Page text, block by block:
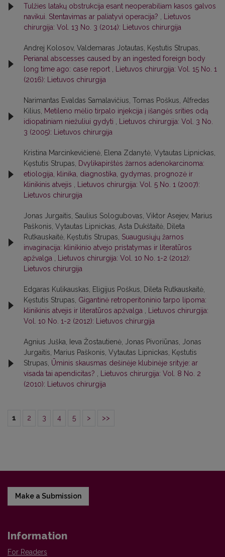
Tulžies latakų obstrukcija esant neoperabiliam kasos galvos
navikui. Stentavimas ar paliatyvi operacija?
Lietuvos
chirurgija: Vol. 13 No. 3 (2014): Lietuvos chirurgija
Andrej Kolosov, Valdemaras Jotautas, Kęstutis Strupas,
Perianal abscesses caused by an ingested foreign body
long time ago: case report
Lietuvos chirurgija: Vol. 15 No. 1
(2016): Lietuvos chirurgija
Narimantas Evaldas Samalavičius, Tomas Poškus, Alfredas
Kilius,
Metileno mėlio tirpalo injekcija į išangės srities odą
idiopatiniam niežuliui gydyti
Lietuvos chirurgija: Vol. 3 No.
3 (2005): Lietuvos chirurgija
Kristina Marcinkevičienė, Elena Zdanytė, Vytautas Lipnickas,
Kęstutis Strupas,
Dvylikapirštės žarnos adenokarcinoma:
etiologija, klinika, diagnostika, gydymas, prognozė ir
klinikinis atvejis
Lietuvos chirurgija: Vol. 5 No. 1 (2007):
Lietuvos chirurgija
Jonas Jurgaitis, Saulius Sologubovas, Viktor Asejev, Marius
Paškonis, Vytautas Lipnickas, Asta Dukštaitė, Dileta
Rutkauskaitė, Kęstutis Strupas, Suaugusiųjų žarnos
invaginacija: klinikinio atvejo pristatymas ir literatūros
apžvalga
Lietuvos chirurgija: Vol. 10 No. 1-2 (2012):
Lietuvos chirurgija
Edgaras Kulikauskas, Eligijus Poškus, Dileta Rutkauskaitė,
Kęstutis Strupas, Gigantinė retroperitoninio tarpo lipoma:
klinikinis atvejis ir literatūros apžvalga
Lietuvos chirurgija:
Vol. 10 No. 1-2 (2012): Lietuvos chirurgija
Agnius Juška, Ieva Žostautienė, Jonas Pivoriūnas, Jonas
Jurgaitis, Marius Paškonis, Vytautas Lipnickas, Kęstutis
Strupas, Ūminis skausmas dešinėje klubinėje srityje: ar
visada tai apendicitas?
Lietuvos chirurgija: Vol. 8 No. 2
(2010): Lietuvos chirurgija
1 2 3 4 5 > >>
Make a Submission
Information
For Readers